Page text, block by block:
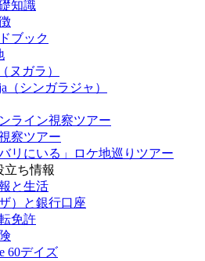
知識
ブック
ヌガラ）
（シンガラジャ）
ライン視察ツアー
察ツアー
リにいる」ロケ地巡りツアー
立ち情報
と生活
）と銀行口座
免許
60デイズ